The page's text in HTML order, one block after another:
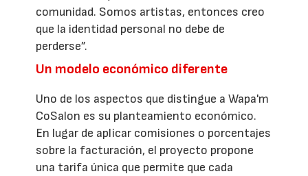
comunidad. Somos artistas, entonces creo
que la identidad personal no debe de
perderse”.
Un modelo económico diferente
Uno de los aspectos que distingue a Wapa'm
CoSalon es su planteamiento económico.
En lugar de aplicar comisiones o porcentajes
sobre la facturación, el proyecto propone
una tarifa única que permite que cada